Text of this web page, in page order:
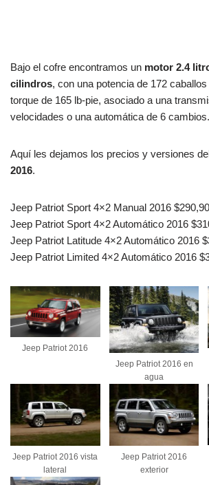
Bajo el cofre encontramos un motor 2.4
cilindros, con una potencia de 172
torque de 165 lb-pie, asociado a una
velocidades o una automática de 6 cambios.
Aquí les dejamos los precios y versiones
2016.
Jeep Patriot Sport 4×2 Manual 2016
Jeep Patriot Sport 4×2 Automático 2016
Jeep Patriot Latitude 4×2 Automático 2016
Jeep Patriot Limited 4×2 Automático 2016
Jeep Patriot 2016
Jeep Patriot 2016 en
agua
Jeep Patriot 2016 vista
lateral
Jeep Patriot 2016
exterior